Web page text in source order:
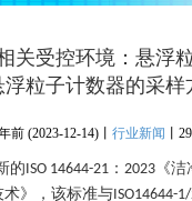
关受控环境：悬浮
浮粒子计数器的采样
前 (2023-12-14) 丨行业新闻 丨
的ISO 14644-21： 2023《洁
》，该标准与ISO14644-